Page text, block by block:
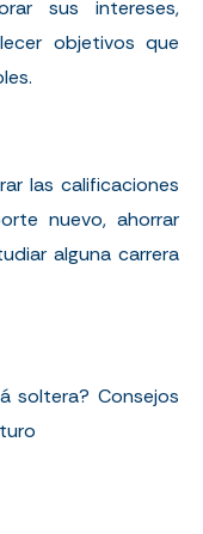
sus intereses,
objetivos que
las calificaciones
nuevo, ahorrar
alguna carrera
soltera? Consejos